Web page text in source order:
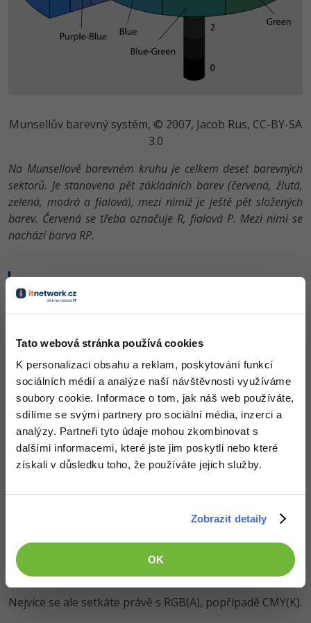
Tato webová stránka používá cookies
K personalizaci obsahu a reklam, poskytování funkcí
sociálních médií a analýze naší návštěvnosti využíváme
soubory cookie. Informace o tom, jak náš web používáte,
sdílíme se svými partnery pro sociální média, inzerci a
analýzy. Partneři tyto údaje mohou zkombinovat s
dalšími informacemi, které jste jim poskytli nebo které
získali v důsledku toho, že používáte jejich služby.
Zobrazit detaily
OK
Munsellův barevný systém, © 2007, Jacob Rus, CC-BY-SA
3.0
Na Munsellově barevném kruhu je celkem deset barevných
sektorů. Je stanoveno pět základních barev (červená, žlutá,
zelená, modrá a fialová), mezi nimiž je ještě pět složených
barev. Červená se třeba označuje R, fialová P. Mezi nimi se
nachází barva RP.
Barevné modely
Barvy jsou v počítačové grafice tvořeny kombinací
několika základních barev a faktorů, které jsem popsal
výše (odstínu, jasu a sytosti). Tyto kombinace se nazývají
barevné modely.
Základní barvy jsou neměnné, každý barevný model je
ale může mít odlišné.
Barevný model tedy slouží k popisování způsobu
namíchání základních barev tak, aby se dosáhlo co
největší podoby k realitě.
CMY(K)
HSL
Nejvíce se ale setkáte právě s RGB(A), popřípadě CMY(K).